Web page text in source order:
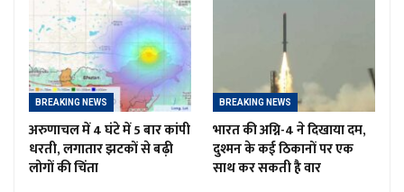
BREAKING NEWS
अरुणाचल में 4 घंटे में 5 बार कांपी
धरती, लगातार झटकों से बढ़ी
लोगों की चिंता
BREAKING NEWS
भारत की अग्नि-4 ने दिखाया दम,
दुश्मन के कई ठिकानों पर एक
साथ कर सकती है वार